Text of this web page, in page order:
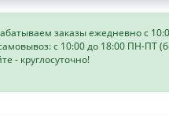
заказы ежедневно с
с 10:00 до 18:00 ПН-ПТ
- круглосуточно!